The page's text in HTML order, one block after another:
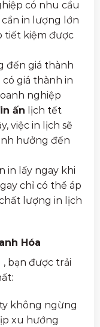
có nhu cầu
in lượng lớn
tiết kiệm được
đến giá thành
có giá thành in
nghiệp
ấn lịch tết
việc in lịch sẽ
hưởng đến
in lấy ngay khi
chỉ có thể áp
lượng in lịch
Hóa
, bạn được trải
không ngừng
xu hướng